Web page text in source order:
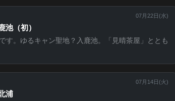
07月22日(水)
（初）
す。ゆるキャン聖地？入鹿池。「見晴茶屋」ととも
07月14日(火)
浦